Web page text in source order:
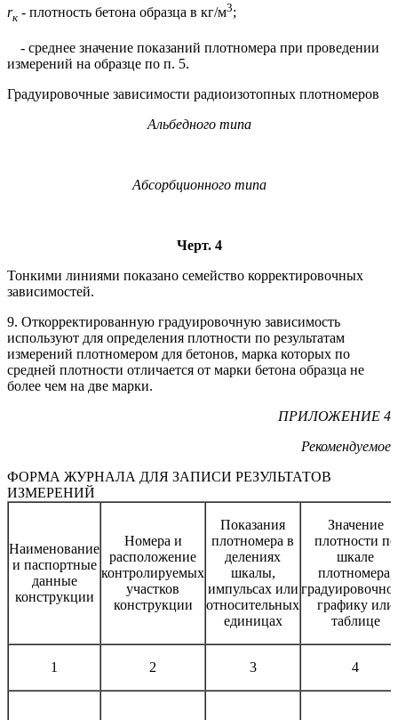
rк - плотность бетона образца в кг/м3;
- среднее значение показаний плотномера при проведении
измерений на образце по п. 5.
Градуировочные зависимости радиоизотопных плотномеров
Альбедного типа
Абсорбционного типа
Черт. 4
Тонкими линиями показано семейство корректировочных
зависимостей.
9. Откорректированную градуировочную зависимость
используют для определения плотности по результатам
измерений плотномером для бетонов, марка которых по
средней плотности отличается от марки бетона образца не
более чем на две марки.
ПРИЛОЖЕНИЕ 4
Рекомендуемое
ФОРМА ЖУРНАЛА ДЛЯ ЗАПИСИ РЕЗУЛЬТАТОВ
ИЗМЕРЕНИЙ
Наименование
и паспортные
данные
конструкции
Номера и
расположение
контролируемых
участков
конструкции
Показания
плотномера в
делениях
шкалы,
импульсах или
относительных
единицах
Значение
плотности по
шкале
плотномера,
графику или
таблице
1 2 3 4